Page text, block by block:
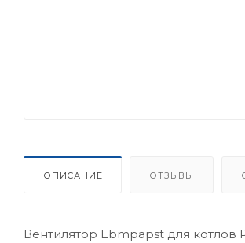
ОПИСАНИЕ ОТЗЫВЫ
Вентилятор Ebmpapst для